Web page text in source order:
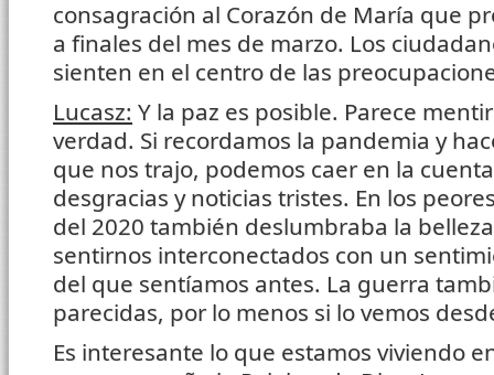
consagración al Corazón de María que
a finales del mes de marzo. Los
sienten en el centro de las
Lucasz: Y la paz es posible. Parece
verdad. Si recordamos la pandemia y
que nos trajo, podemos caer en la
desgracias y noticias tristes. En los
del 2020 también deslumbraba la
sentirnos interconectados con un
del que sentíamos antes. La guerra
parecidas, por lo menos si lo vemos
Es interesante lo que estamos viviendo